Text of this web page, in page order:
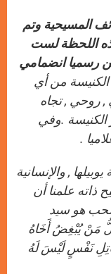
المسيحية وتم
اللحظة لست
رسميا انضمامي
من أي
, روحي , تجاه
الكنيسة .وفي
.
, والإنسانية
ذاته علمنا أن
هو سيد
مَنْ يُبْغِضُ أَخَاهُ
نَفْسٍ لَيْسَ لَهُ